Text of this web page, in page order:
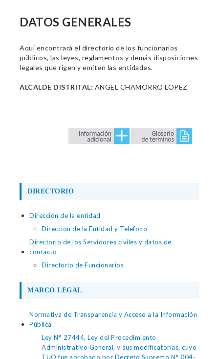
DATOS GENERALES
Aquí encontrará el directorio de los funcionarios
públicos, las leyes, reglamentos y demás disposiciones
legales que rigen y emiten las entidades.
ALCALDE DISTRITAL: ANGEL CHAMORRO LOPEZ
DIRECTORIO
Dirección de la entidad
Direccion de la Entidad y Telefono
Directorio de los Servidores civiles y datos de
contacto
Directorio de Funcionarios
MARCO LEGAL
Normativa de Transparencia y Acceso a la Información
Pública
Ley N° 27444, Ley del Procedimiento
Administrativo General, y sus modificatorias, cuyo
TUO fue aprobado por Decreto Supremo N° 004-